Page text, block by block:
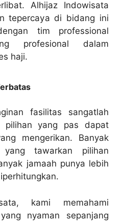
Alhijaz Indowisata
tepercaya di bidang ini
tim professional
profesional dalam
haji.
fasilitas sangatlah
pilihan yang pas dapat
mengerikan. Banyak
yang tawarkan pilihan
jamaah punya lebih
kami memahami
nyaman sepanjang